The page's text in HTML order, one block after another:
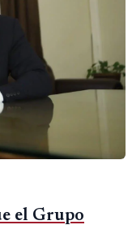
el Grupo